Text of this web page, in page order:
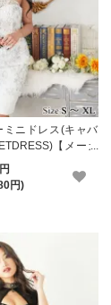
ミニドレス(キャバ
【メーカ
円)